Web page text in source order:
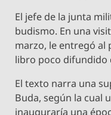
El jefe de la junta
budismo. En una
marzo, le entregó al
libro poco difundido
El texto narra una
Buda, según la cual
inauguraría una